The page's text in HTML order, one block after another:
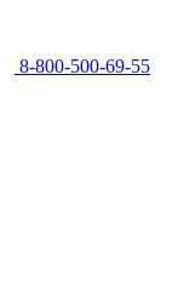
8-800-500-69-55